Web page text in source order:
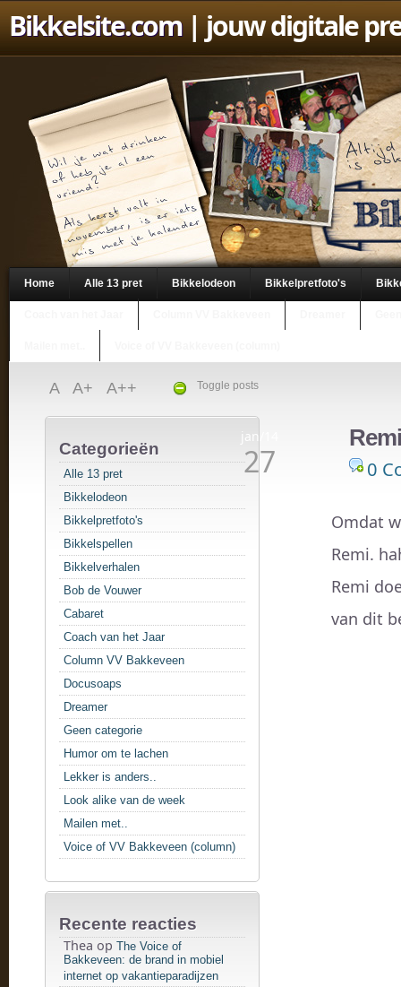
Bikkelsite.com| jouw digitale
Home Alle 13 pret Bikkelodeon Bikkelpretfoto's
Toggle posts
A A+ A++
Categorieën
Alle 13 pret
Bikkelodeon
Bikkelpretfoto's
Bikkelspellen
Bikkelverhalen
Bob de Vouwer
Cabaret
Coach van het Jaar
Column VV Bakkeveen
Docusoaps
Dreamer
Geen categorie
Humor om te lachen
Lekker is anders..
Look alike van de week
Mailen met..
Voice of VV Bakkeveen (column)
Recente reacties
Thea op The Voice of
Bakkeveen: de brand in mobiel
internet op vakantieparadijzen
jan/14
27 0
Omdat
Remi.
Remi
van dit